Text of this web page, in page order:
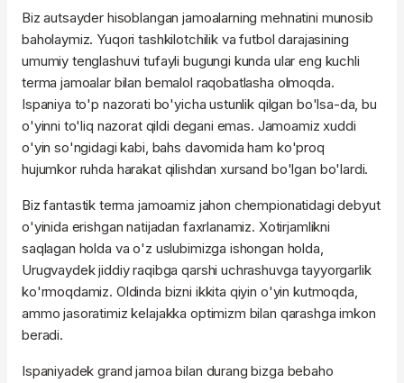
Biz autsayder hisoblangan jamoalarning mehnatini munosib
baholaymiz. Yuqori tashkilotchilik va futbol darajasining
umumiy tenglashuvi tufayli bugungi kunda ular eng kuchli
terma jamoalar bilan bemalol raqobatlasha olmoqda.
Ispaniya to'p nazorati bo'yicha ustunlik qilgan bo'lsa-da, bu
o'yinni to'liq nazorat qildi degani emas. Jamoamiz xuddi
o'yin so'ngidagi kabi, bahs davomida ham ko'proq
hujumkor ruhda harakat qilishdan xursand bo'lgan bo'lardi.
Biz fantastik terma jamoamiz jahon chempionatidagi debyut
o'yinida erishgan natijadan faxrlanamiz. Xotirjamlikni
saqlagan holda va o'z uslubimizga ishongan holda,
Urugvaydek jiddiy raqibga qarshi uchrashuvga tayyorgarlik
ko'rmoqdamiz. Oldinda bizni ikkita qiyin o'yin kutmoqda,
ammo jasoratimiz kelajakka optimizm bilan qarashga imkon
beradi.
Ispaniyadek grand jamoa bilan durang bizga bebaho